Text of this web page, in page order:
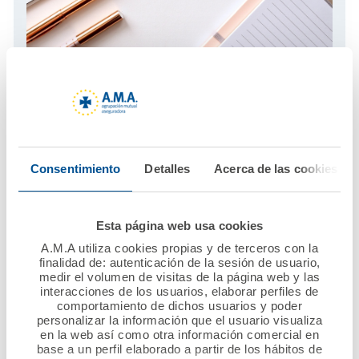
Consentimiento Detalles Acerca de las cookies
Esta página web usa cookies
A.M.A utiliza cookies propias y de terceros con la
finalidad de: autenticación de la sesión de usuario,
medir el volumen de visitas de la página web y las
interacciones de los usuarios, elaborar perfiles de
comportamiento de dichos usuarios y poder
personalizar la información que el usuario visualiza
en la web así como otra información comercial en
base a un perfil elaborado a partir de los hábitos de
El blog de A.M.A.
Visita el blog